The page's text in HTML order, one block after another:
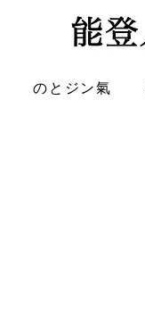
のとジン氣